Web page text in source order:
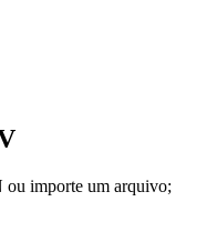
ou importe um arquivo;